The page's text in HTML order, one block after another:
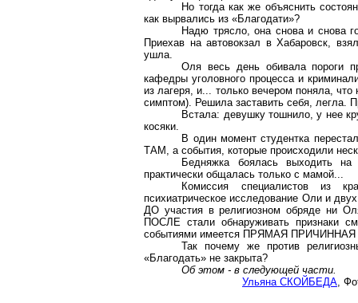
Но тогда как же объяснить
как вырвались из «Благодати»?
Надю трясло, она снова и снова
Приехав на автовокзал в Хабаровск,
ушла.
Оля весь день обивала пороги
кафедры уголовного процесса и
из лагеря, и... только вечером поняла, что
симптом). Решила заставить себя, легла.
Встала: девушку тошнило, у нее
косяки.
В один момент студентка
ТАМ, а события, которые происходили
Бедняжка боялась выходить
практически общалась только с мамой...
Комиссия специалистов из
психиатрическое исследование Оли и
ДО участия в религиозном обряде ни
ПОСЛЕ стали обнаруживать признаки
событиями имеется ПРЯМАЯ
Так почему же против
«Благодать» не закрыта?
Об этом - в следующей части.
Ульяна СКОЙБЕДА,